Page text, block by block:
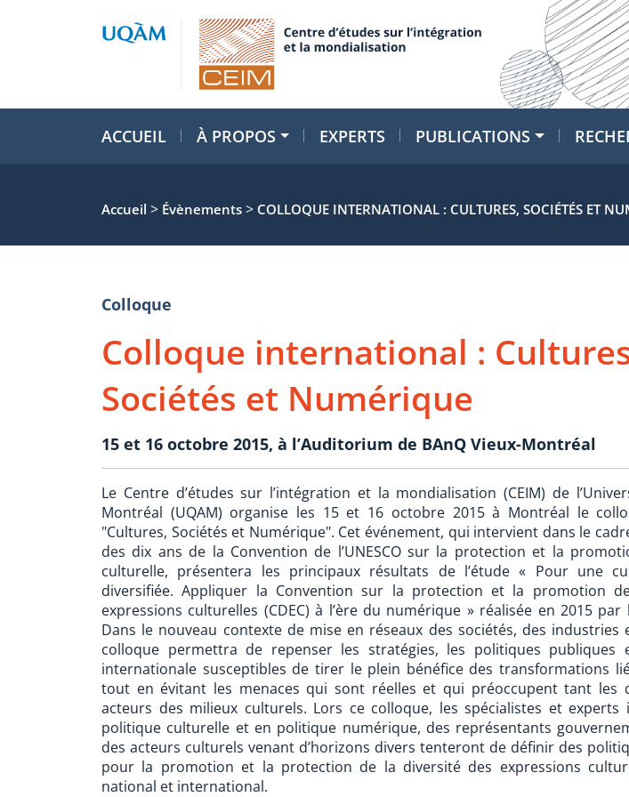
ACCUEIL À PROPOS EXPERTS PUBLICATIONS
Accueil > Évènements > COLLOQUE INTERNATIONAL : CULTURES, SOCIÉTÉS ET
Colloque
Colloque international :
Sociétés et Numérique
15 et 16 octobre 2015, à l’Auditorium de BAnQ Vieux-Montréal
Le Centre d’études sur l’intégration et la mondialisation (CEIM) de
Montréal (UQAM) organise les 15 et 16 octobre 2015 à Montréal le
"Cultures, Sociétés et Numérique". Cet événement, qui intervient dans le
des dix ans de la Convention de l’UNESCO sur la protection et la
culturelle, présentera les principaux résultats de l’étude « Pour une
diversifiée. Appliquer la Convention sur la protection et la promotion
expressions culturelles (CDEC) à l’ère du numérique » réalisée en 2015 par
Dans le nouveau contexte de mise en réseaux des sociétés, des industries
colloque permettra de repenser les stratégies, les politiques publiques
internationale susceptibles de tirer le plein bénéfice des transformations
tout en évitant les menaces qui sont réelles et qui préoccupent tant les
acteurs des milieux culturels. Lors ce colloque, les spécialistes et experts
politique culturelle et en politique numérique, des représentants
des acteurs culturels venant d’horizons divers tenteront de définir des
pour la promotion et la protection de la diversité des expressions
national et international.